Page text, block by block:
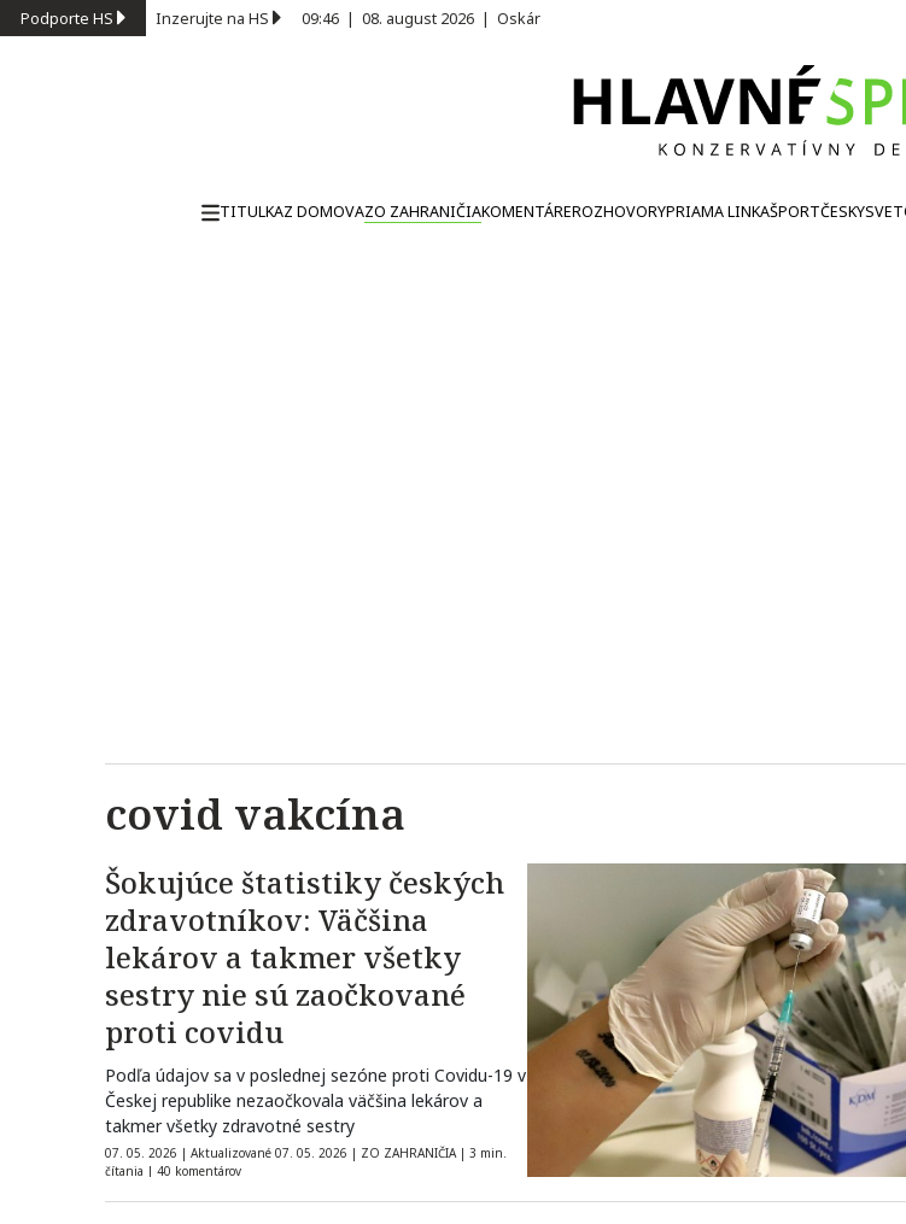
Podporte HS Inzerujte na HS 09:46 | 08. august 2026 | Oskár
TITULKAZ DOMOVAZO ZAHRANIČIAKOMENTÁREROZHOVORYPRIAMA LINKAŠPORTČESKY
covid vakcína
Šokujúce štatistiky českých
zdravotníkov: Väčšina
lekárov a takmer všetky
sestry nie sú zaočkované
proti covidu
Podľa údajov sa v poslednej sezóne proti Covidu-19 v
Českej republike nezaočkovala väčšina lekárov a
takmer všetky zdravotné sestry
07. 05. 2026 | Aktualizované 07. 05. 2026 | ZO ZAHRANIČIA | 3 min.
čítania | 40 komentárov